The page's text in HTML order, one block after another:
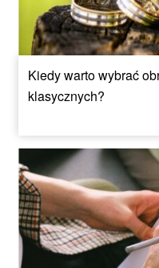
Kiedy warto wybrać
klasycznych?